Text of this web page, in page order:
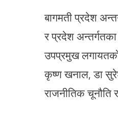
बागमती प्रदेश
र प्रदेश
उपप्रमुख लगायतको
कृष्ण खनाल, डा
राजनीतिक चूनौति